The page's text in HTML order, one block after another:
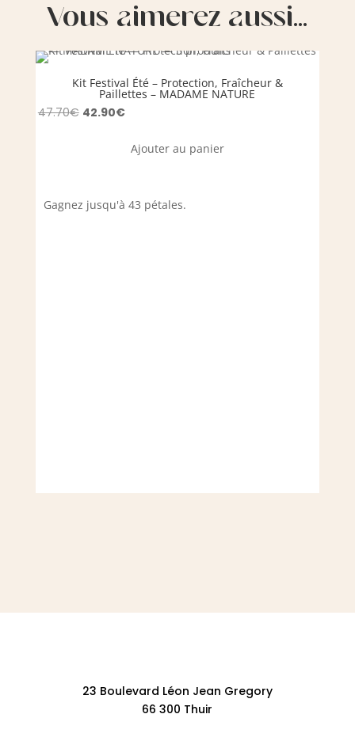
Vous aimerez aussi…
Kit Festival Été – Protection, Fraîcheur &
Paillettes – MADAME NATURE
47.70€ Le
42.90€Le
actuel
Ajouter au panier
Gagnez jusqu'à 43 pétales.
23 Boulevard Léon Jean Gregory
66 300 Thuir